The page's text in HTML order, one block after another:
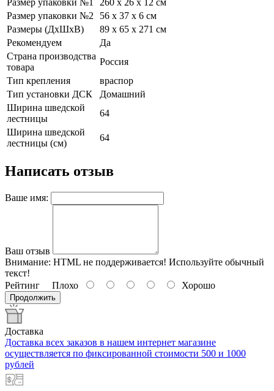
Размер упаковки №1
260 х 26 х 12 см
Размер упаковки №2
56 х 37 х 6 см
Размеры (ДхШхВ)
89 х 65 х 271 см
Рекомендуем
Да
Страна производства
товара
Россия
Тип крепления
враспор
Тип установки ДСК
Домашний
Ширина шведской
лестницы
64
Ширина шведской
лестницы (см)
64
Написать отзыв
Ваше имя:
Ваш отзыв
Внимание: HTML не поддерживается! Используйте обычный
текст!
Рейтинг Плохо Хорошо
Продолжить
Доставка
Доставка всех заказов в нашем интернет магазине
осуществляется по фиксированной стоимости 500 и 1000
рублей